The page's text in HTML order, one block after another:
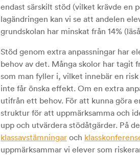
endast särskilt stöd (vilket krävde en
lagändringen kan vi se att andelen
grundskolan har minskat från 14%
Stöd genom extra anpassningar har
behov av det. Många skolor har tagit
som man fyller i, vilket innebär en
inte får önska effekt. Om en extra
utifrån ett behov. För att kunna göra
struktur för att uppmärksamma och
upp och utvärdera stödåtgärder. På
klassavstämningar och
uppmärksammar vi elever som